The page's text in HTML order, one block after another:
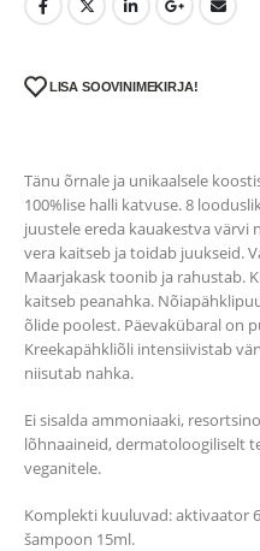
LISA SOOVINIMEKIRJA!
Tänu õrnale ja unikaalsele
100%lise halli katvuse. 8
juustele ereda kauakestva värvi
vera kaitseb ja toidab juukseid.
Maarjakask toonib ja rahustab.
kaitseb peanahka.
õlide poolest. Päevakübaral on
Kreekapähkliõli intensiivistab
niisutab nahka.
Ei sisalda ammoniaaki,
lõhnaaineid, dermatoloogiliselt
veganitele.
Komplekti kuuluvad: aktivaator
šampoon 15ml.